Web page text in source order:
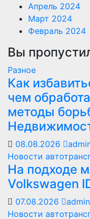
Апрель 2024
Март 2024
Февраль 2024
Вы
Разное
Как
чем
методы
08.08.2026
Новости
На подходе
Volkswagen
07.08.2026
admin
Новости